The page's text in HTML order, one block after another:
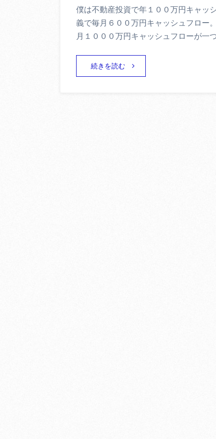
僕は不動産投資で年１００万円キャッ
義で毎月６００万円キャッシュフロー
月１０００万円キャッシュフローが一
続きを読む